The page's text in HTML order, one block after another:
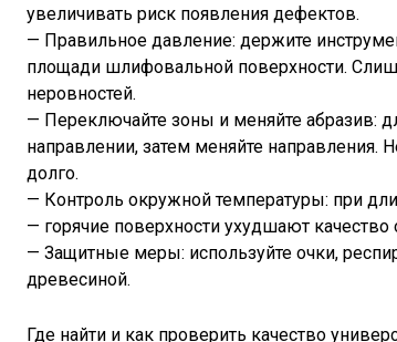
увеличивать риск появления дефектов.
— Правильное давление: держите
площади шлифовальной поверхности.
неровностей.
— Переключайте зоны и меняйте абразив:
направлении, затем меняйте
долго.
— Контроль окружной температуры: при
— горячие поверхности ухудшают
— Защитные меры: используйте очки,
древесиной.
Где найти и как проверить качество